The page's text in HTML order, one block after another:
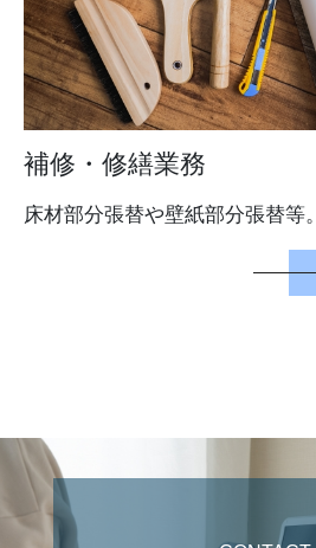
補修・修繕業務
床材部分張替や壁紙部分張替等。